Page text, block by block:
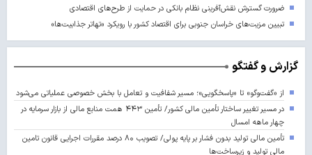
ضرورت گسترش نقش‌آفرینی نظام بانکی در حمایت از طرح‌های اقتصادی
تبیین مزیت‌های خراسان جنوبی برای اقتصاد کشور با رویکرد «تهاتر جذابیت‌ها»
گزارش و گفتگو
از «گفت‌وگو» تا «پاسخگویی»؛ مسیر شفافیت و تعامل با بخش خصوصی عملیاتی می‌شود
در مسیر تغییر ساختار تأمین مالی کشور/ تأمین ۴۴۳ همت منابع مالی از بازار سرمایه در
چهار ماهه امسال
تأمین مالی تولید بدون فشار بر پایه پولی/ تصویب ۸۰ درصد مقررات اجرایی قانون تامین
مالی تولید و زیرساخت‌ها